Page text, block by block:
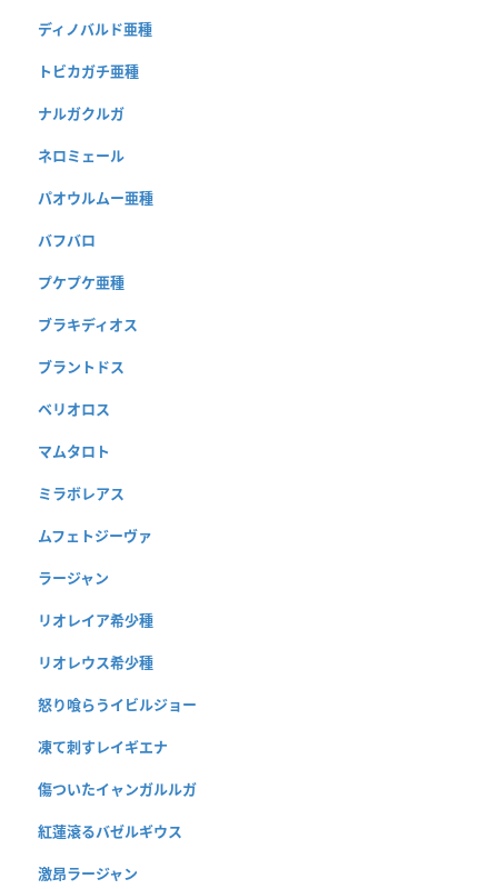
ディノバルド亜種
トビカガチ亜種
ナルガクルガ
ネロミェール
パオウルムー亜種
バフバロ
プケプケ亜種
ブラキディオス
ブラントドス
ベリオロス
マムタロト
ミラボレアス
ムフェトジーヴァ
ラージャン
リオレイア希少種
リオレウス希少種
怒り喰らうイビルジョー
凍て刺すレイギエナ
傷ついたイャンガルルガ
紅蓮滾るバゼルギウス
激昂ラージャン